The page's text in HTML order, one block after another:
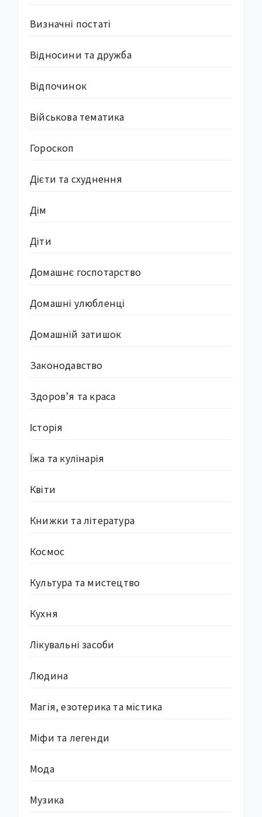
Визначні постаті
Відносини та дружба
Відпочинок
Військова тематика
Гороскоп
Дієти та схуднення
Дім
Діти
Домашнє госпотарство
Домашні улюбленці
Домашній затишок
Законодавство
Здоров’я та краса
Історія
Їжа та кулінарія
Квіти
Книжки та література
Космос
Культура та мистецтво
Кухня
Лікувальні засоби
Людина
Магія, езотерика та містика
Міфи та легенди
Мода
Музика